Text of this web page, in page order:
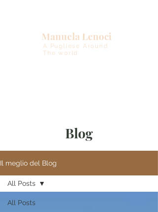
A Pugliese Around
The world
Manuela Lenoci
Blog
Il meglio del Blog
All Posts
All Posts